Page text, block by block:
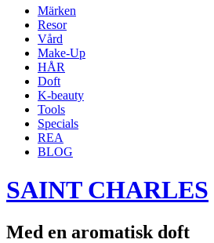
Märken
Resor
Vård
Make-Up
HÅR
Doft
K-beauty
Tools
Specials
REA
BLOG
SAINT CHARLES
Med en aromatisk doft